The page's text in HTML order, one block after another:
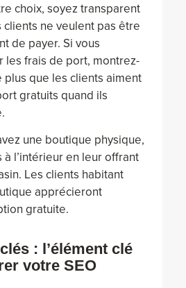
choix, soyez transparent
clients ne veulent pas être
de payer. Si vous
les frais de port, montrez-
plus que les clients aiment
gratuits quand ils
une boutique physique,
l’intérieur en leur offrant
Les clients habitant
apprécieront
gratuite.
: l’élément clé
votre SEO